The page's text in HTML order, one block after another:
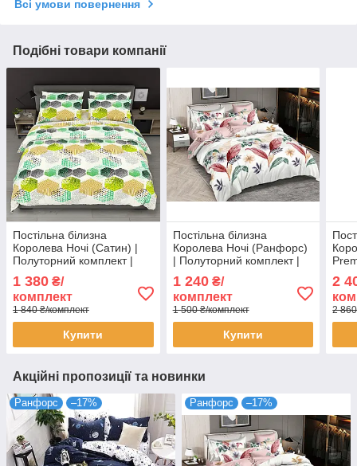
Всі умови повернення
Подібні товари компанії
Постільна білизна
Королева Ночі (Сатин) |
Полуторний комплект |
абстракція на світлому
1 380 ₴/
комплект
1 840 ₴/комплект
Купити
Постільна білизна
Королева Ночі (Ранфорс)
| Полуторний комплект |
та рожевому
1 240₴/
комплект
1 500 ₴/комплект
Купити
2
2
Акційні пропозиції та новинки
Ранфорс –17% Ранфорс –17%